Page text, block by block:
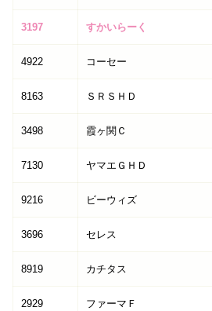
3197 すかいらーく
4922 コーセー
8163 ＳＲＳＨＤ
3498 霞ヶ関Ｃ
7130 ヤマエＧＨＤ
9216 ビーウィズ
3696 セレス
8919 カチタス
2929 ファーマＦ